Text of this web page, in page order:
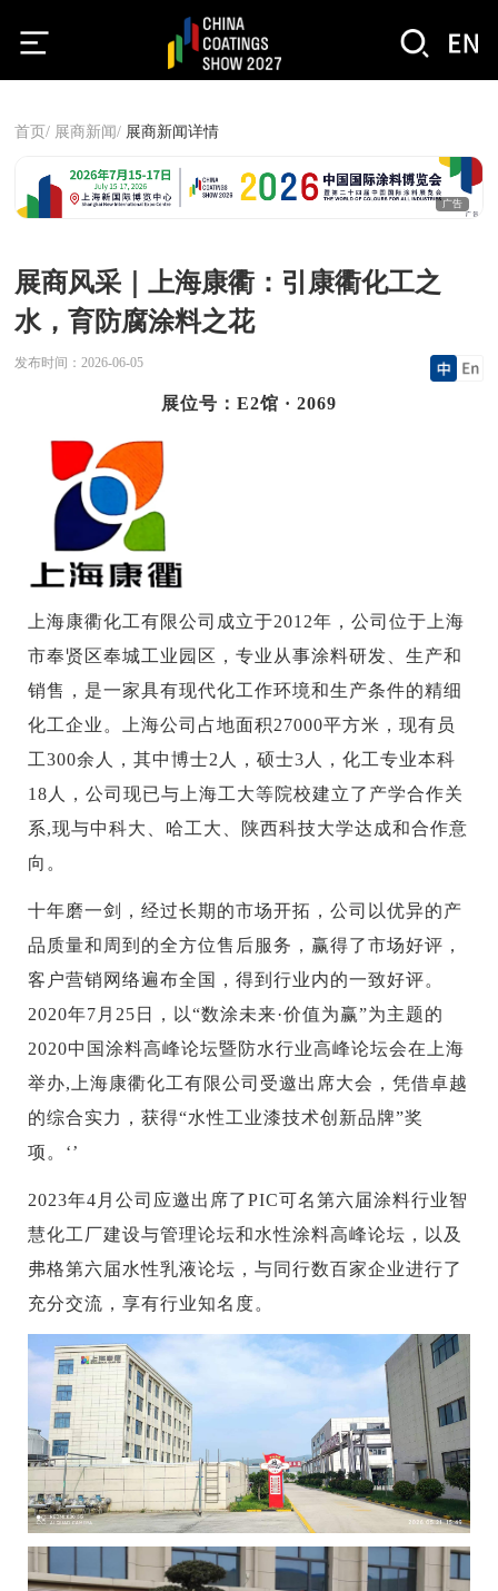
首页/ 展商新闻/ 展商新闻详情
广告
展商风采｜上海康衢：引康衢化工之
水，育防腐涂料之花
发布时间： 2026-06-05
展位号：E2馆 · 2069
上海康衢化工有限公司成立于2012年，公司位于上海
市奉贤区奉城工业园区，专业从事涂料研发、生产和
销售，是一家具有现代化工作环境和生产条件的精细
化工企业。上海公司占地面积27000平方米，现有员
工300余人，其中博士2人，硕士3人，化工专业本科
18人，公司现已与上海工大等院校建立了产学合作关
系,现与中科大、哈工大、陕西科技大学达成和合作意
向。
十年磨一剑，经过长期的市场开拓，公司以优异的产
品质量和周到的全方位售后服务，赢得了市场好评，
客户营销网络遍布全国，得到行业内的一致好评。
2020年7月25日，以“数涂未来·价值为赢”为主题的
2020中国涂料高峰论坛暨防水行业高峰论坛会在上海
举办,上海康衢化工有限公司受邀出席大会，凭借卓越
的综合实力，获得“水性工业漆技术创新品牌”奖
项。‘’
2023年4月公司应邀出席了PIC可名第六届涂料行业智
慧化工厂建设与管理论坛和水性涂料高峰论坛，以及
弗格第六届水性乳液论坛，与同行数百家企业进行了
充分交流，享有行业知名度。